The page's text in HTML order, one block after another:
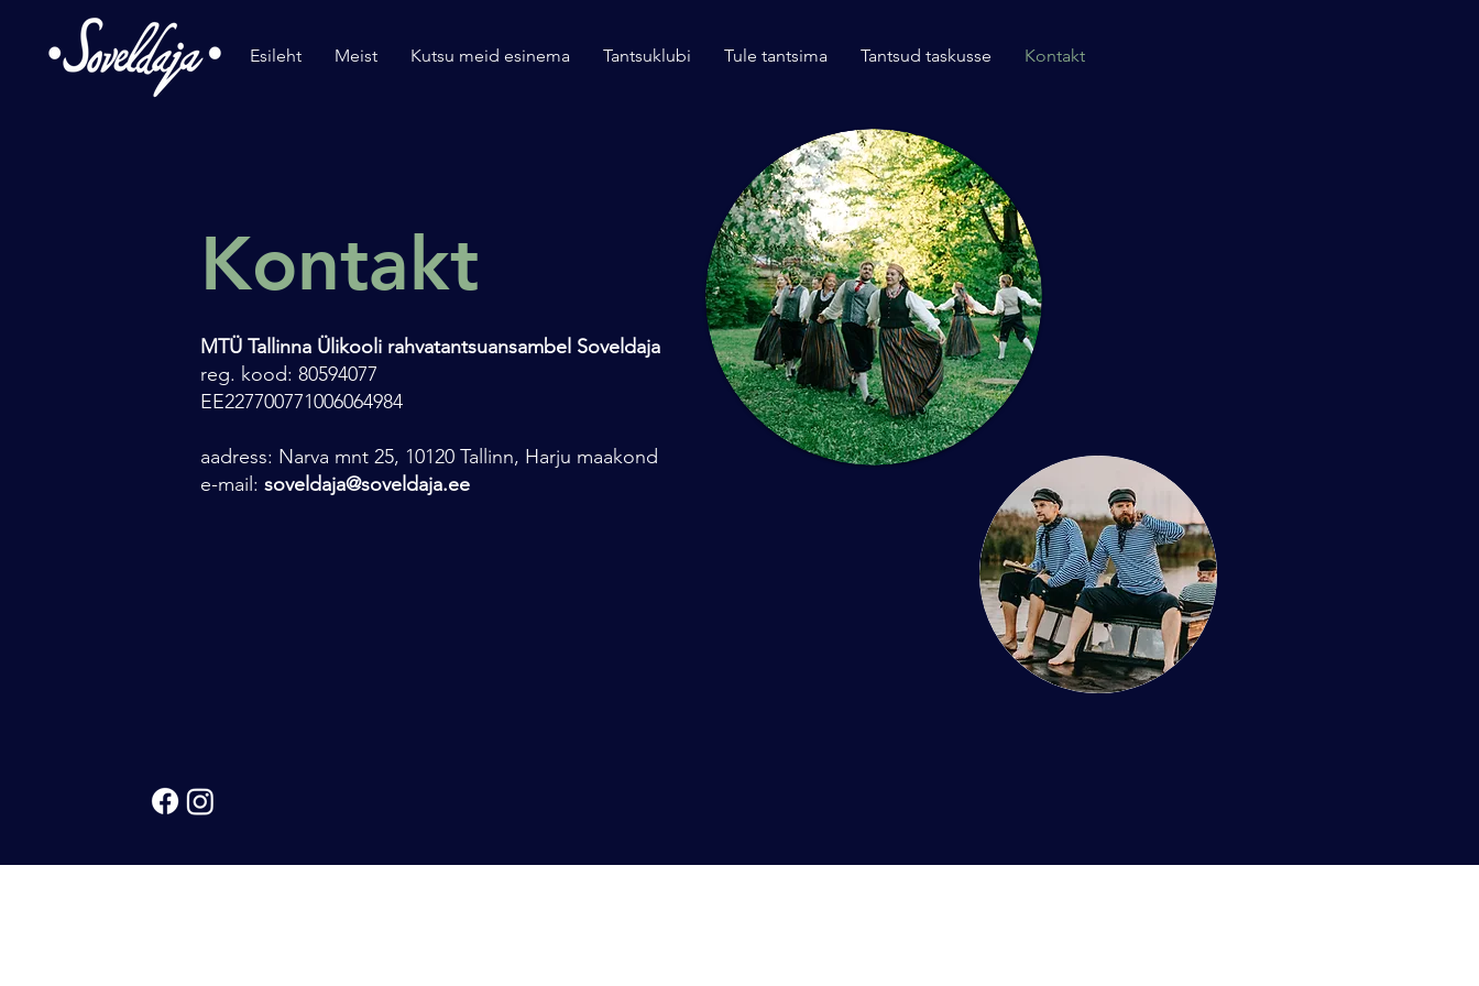
Esileht Meist Kutsu meid esinema Tantsuklubi Tule tantsima Tantsud taskusse Kontakt
Kontakt
MTÜ Tallinna Ülikooli rahvatantsuansambel Soveldaja
reg. kood: 80594077
EE227700771006064984
aadress: Narva mnt 25, 10120 Tallinn, Harju maakond
e-mail: soveldaja@soveldaja.ee